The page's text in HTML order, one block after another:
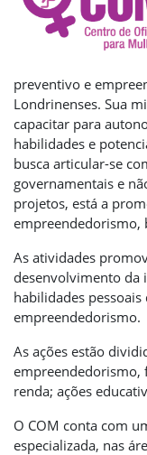
preventivo e
Londrinenses. Sua
capacitar para
habilidades e
busca articular-se
governamentais e
projetos, está a
empreendedorismo,
As atividades
desenvolvimento da
habilidades
empreendedorismo.
As ações estão
empreendedorismo,
renda; ações
O COM conta com
especializada, nas